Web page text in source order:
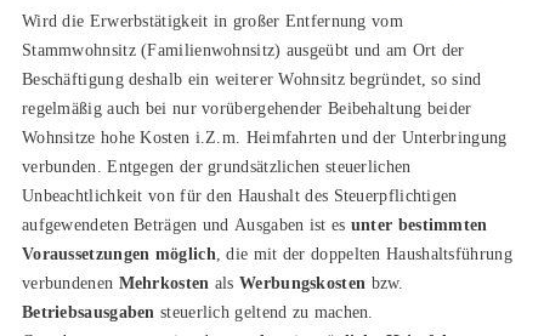
Wird die Erwerbstätigkeit in großer Entfernung vom
Stammwohnsitz (Familienwohnsitz) ausgeübt und am Ort der
Beschäftigung deshalb ein weiterer Wohnsitz begründet, so sind
regelmäßig auch bei nur vorübergehender Beibehaltung beider
Wohnsitze hohe Kosten i.Z.m. Heimfahrten und der Unterbringung
verbunden. Entgegen der grundsätzlichen steuerlichen
Unbeachtlichkeit von für den Haushalt des Steuerpflichtigen
aufgewendeten Beträgen und Ausgaben ist es unter bestimmten
Voraussetzungen möglich , die mit der doppelten Haushaltsführung
verbundenen Mehrkosten alsWerbungskosten bzw.
Betriebsausgaben steuerlich geltend zu machen.